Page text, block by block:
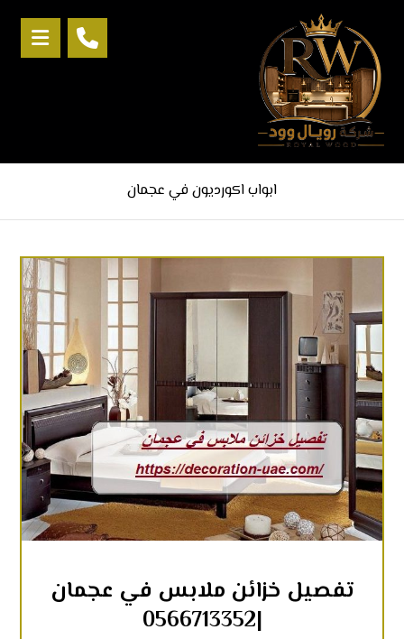
ابواب اكورديون في عجمان
تفصيل خزائن ملابس في عجمان
|0566713352